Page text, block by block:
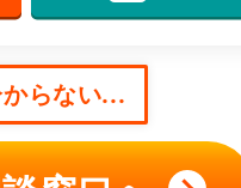
らない...